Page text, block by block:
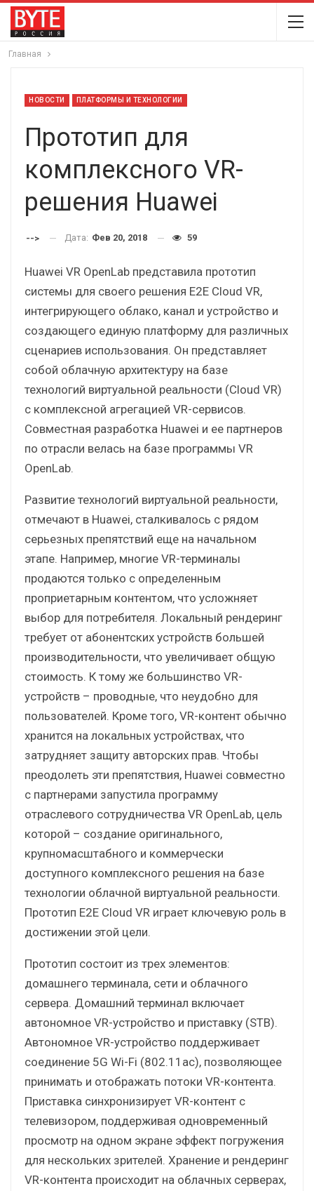
Главная
НОВОСТИ ПЛАТФОРМЫ И ТЕХНОЛОГИИ
Прототип для
комплексного VR-
решения Huawei
--> Дата: Фев 20, 2018 59
Huawei VR OpenLab представила прототип
системы для своего решения E2E Cloud VR,
интегрирующего облако, канал и устройство и
создающего единую платформу для различных
сценариев использования. Он представляет
собой облачную архитектуру на базе
технологий виртуальной реальности (Cloud VR)
с комплексной агрегацией VR-сервисов.
Совместная разработка Huawei и ее партнеров
по отрасли велась на базе программы VR
OpenLab.
Развитие технологий виртуальной реальности,
отмечают в Huawei, сталкивалось с рядом
серьезных препятствий еще на начальном
этапе. Например, многие VR-терминалы
продаются только с определенным
проприетарным контентом, что усложняет
выбор для потребителя. Локальный рендеринг
требует от абонентских устройств большей
производительности, что увеличивает общую
стоимость. К тому же большинство VR-
устройств – проводные, что неудобно для
пользователей. Кроме того, VR-контент обычно
хранится на локальных устройствах, что
затрудняет защиту авторских прав. Чтобы
преодолеть эти препятствия, Huawei совместно
с партнерами запустила программу
отраслевого сотрудничества VR OpenLab, цель
которой – создание оригинального,
крупномасштабного и коммерчески
доступного комплексного решения на базе
технологии облачной виртуальной реальности.
Прототип E2E Cloud VR играет ключевую роль в
достижении этой цели.
Прототип состоит из трех элементов:
домашнего терминала, сети и облачного
сервера. Домашний терминал включает
автономное VR-устройство и приставку (STB).
Автономное VR-устройство поддерживает
соединение 5G Wi-Fi (802.11ac), позволяющее
принимать и отображать потоки VR-контента.
Приставка синхронизирует VR-контент с
телевизором, поддерживая одновременный
просмотр на одном экране эффект погружения
для нескольких зрителей. Хранение и рендеринг
VR-контента происходит на облачных серверах,